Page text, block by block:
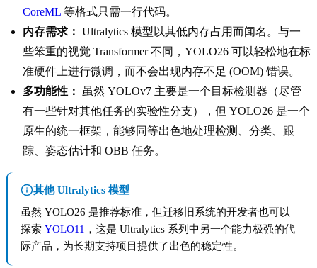
CoreML 等格式只需一行代码。
内存需求： Ultralytics 模型以其低内存占用而闻名。与一
些笨重的视觉 Transformer 不同，YOLO26 可以轻松地在标
准硬件上进行微调，而不会出现内存不足 (OOM) 错误。
多功能性：
虽然 YOLOv7 主要是一个目标检测器（尽管
有一些针对其他任务的实验性分支），但 YOLO26 是一个
原生的统一框架，能够同等出色地处理检测、分类、跟
踪、姿态估计和 OBB 任务。
其他 Ultralytics 模型
虽然 YOLO26 是推荐标准，但迁移旧系统的开发者也可以
探索 YOLO11 ，这是 Ultralytics 系列中另一个能力极强的代
际产品，为长期支持项目提供了出色的稳定性。